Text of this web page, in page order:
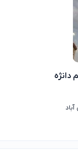
دانژه